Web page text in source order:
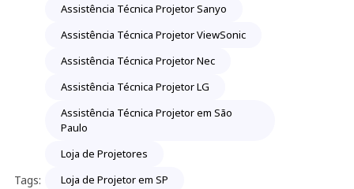
Tags:
Assistência Técnica Projetor Sanyo
Assistência Técnica Projetor ViewSonic
Assistência Técnica Projetor Nec
Assistência Técnica Projetor LG
Assistência Técnica Projetor em São
Paulo
Loja de Projetores
Loja de Projetor em SP